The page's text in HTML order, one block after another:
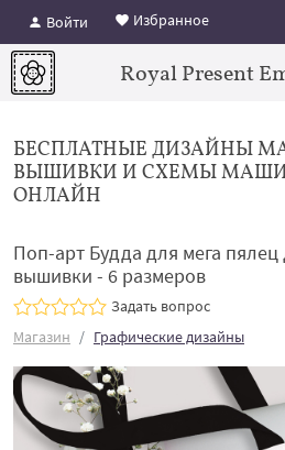
Войти Избранное
Royal Present
БЕСПЛАТНЫЕ ДИЗАЙНЫ
ВЫШИВКИ И СХЕМЫ
ОНЛАЙН
Поп-арт Будда для мега
вышивки - 6 размеров
Задать вопрос
Магазин
Графические дизайны